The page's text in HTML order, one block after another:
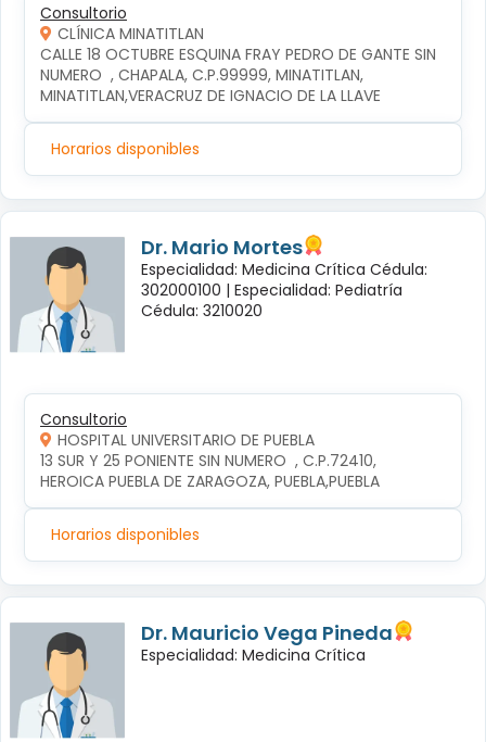
Consultorio
CLÍNICA MINATITLAN
CALLE 18 OCTUBRE ESQUINA FRAY PEDRO DE GANTE SIN
NUMERO  , CHAPALA, C.P.99999, MINATITLAN,
MINATITLAN,VERACRUZ DE IGNACIO DE LA LLAVE
Horarios disponibles
Dr. Mario Mortes
Especialidad: Medicina Crítica Cédula:
302000100 | Especialidad: Pediatría
Cédula: 3210020
Consultorio
HOSPITAL UNIVERSITARIO DE PUEBLA
13 SUR Y 25 PONIENTE SIN NUMERO  , C.P.72410,
HEROICA PUEBLA DE ZARAGOZA, PUEBLA,PUEBLA
Horarios disponibles
Dr. Mauricio Vega Pineda
Especialidad: Medicina Crítica